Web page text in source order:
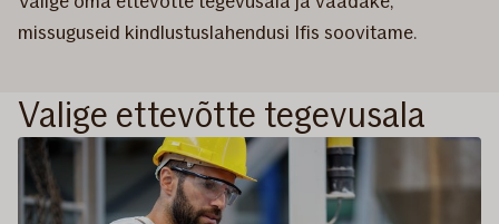
missuguseid kindlustuslahendusi Ifis soovitame.
Valige ettevõtte tegevusala